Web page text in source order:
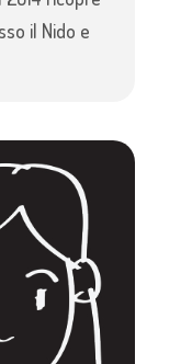
il Nido e